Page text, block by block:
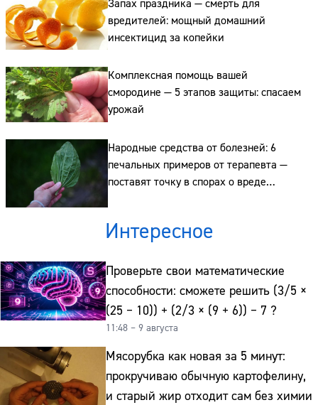
Запах праздника — смерть для
вредителей: мощный домашний
инсектицид за копейки
Комплексная помощь вашей
смородине — 5 этапов защиты: спасаем
урожай
Народные средства от болезней: 6
печальных примеров от терапевта —
поставят точку в спорах о вреде
Интересное
Проверьте свои математические
способности: сможете решить (3/5 ×
(25 − 10)) + (2/3 × (9 + 6)) − 7 ?
11:48 – 9 августа
Мясорубка как новая за 5 минут:
прокручиваю обычную картофелину,
и старый жир отходит сам без химии
Сайт:
Телефон: